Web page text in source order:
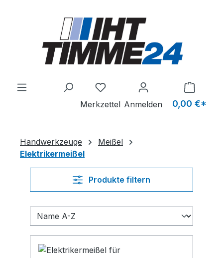
Du hast 0 Produkte auf dem
Merkzettel Anmelden 0,00 €*
Handwerkzeuge
Meißel
Elektrikermeißel
Produkte filtern